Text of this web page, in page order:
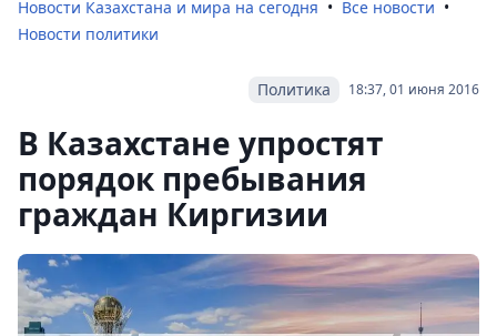
Новости Казахстана и мира на сегодня
Все новости
Новости политики
18:37, 01 июня 2016
Политика
В Казахстане упростят
порядок пребывания
граждан Киргизии